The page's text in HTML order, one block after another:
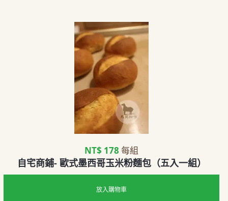
NT$ 178 每組
自宅商鋪- 歐式墨西哥玉米粉麵包（五入一組）
放入購物車